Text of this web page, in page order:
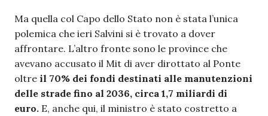
Ma quella col Capo dello Stato non è stata l’unica
polemica che ieri Salvini si è trovato a dover
affrontare. L’altro fronte sono le province che
avevano accusato il Mit di aver dirottato al Ponte
oltre il 70% dei fondi destinati alle manutenzioni
delle strade fino al 2036, circa 1,7 miliardi di
euro. E, anche qui, il ministro è stato costretto a